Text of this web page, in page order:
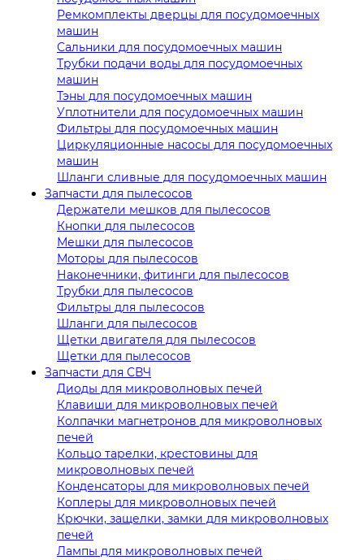
Ремкомплекты дверцы для посудомоечных
машин
Сальники для посудомоечных машин
Трубки подачи воды для посудомоечных
машин
Тэны для посудомоечных машин
Уплотнители для посудомоечных машин
Фильтры для посудомоечных машин
Циркуляционные насосы для посудомоечных
машин
Шланги сливные для посудомоечных машин
Запчасти для пылесосов
Держатели мешков для пылесосов
Кнопки для пылесосов
Мешки для пылесосов
Моторы для пылесосов
Наконечники, фитинги для пылесосов
Трубки для пылесосов
Фильтры для пылесосов
Шланги для пылесосов
Щетки двигателя для пылесосов
Щетки для пылесосов
Запчасти для СВЧ
Диоды для микроволновых печей
Клавиши для микроволновых печей
Колпачки магнетронов для микроволновых
печей
Кольцо тарелки, крестовины для
микроволновых печей
Конденсаторы для микроволновых печей
Коплеры для микроволновых печей
Крючки, защелки, замки для микроволновых
печей
Лампы для микроволновых печей